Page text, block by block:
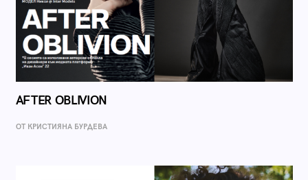
AFTER OBLIVION
ОТ КРИСТИЯНА БУРДЕВА